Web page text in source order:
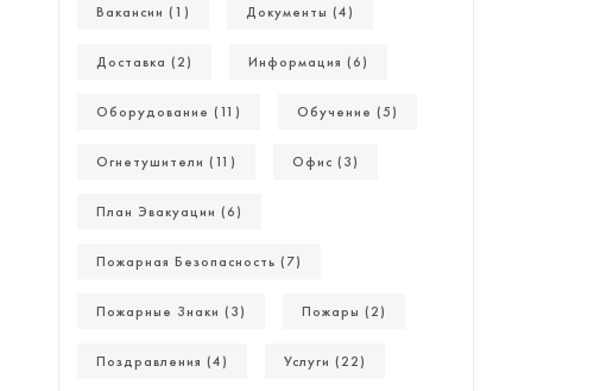
Вакансии (1) Документы (4)
Доставка (2) Информация (6)
Оборудование (11) Обучение (5)
Огнетушители (11) Офис (3)
План Эвакуации (6)
Пожарная Безопасность (7)
Пожарные Знаки (3) Пожары (2)
Поздравления (4) Услуги (22)